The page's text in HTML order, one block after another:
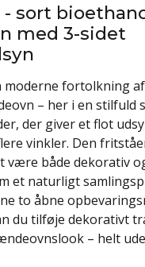
- sort
med 3-sidet
moderne fortolkning
– her i en stilfuld
der giver et flot
vinkler. Den
være både dekorativ
et naturligt
to åbne
du tilføje dekorativt
– helt